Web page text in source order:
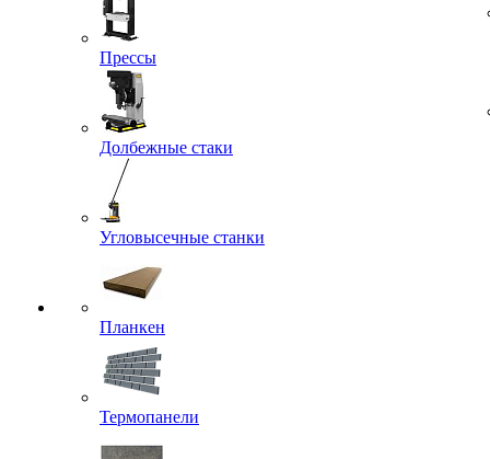
Прессы
Долбежные стаки
Угловысечные станки
Планкен
Термопанели